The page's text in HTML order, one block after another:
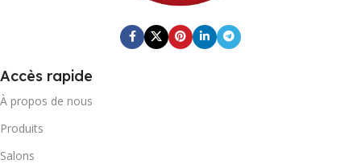
Accès rapide
À propos de nous
Produits
Salons